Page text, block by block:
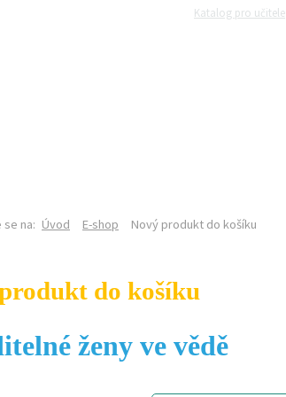
Katalog pro učitele
na: Úvod E-shop Nový produkt do košíku
do košíku
ženy ve vědě